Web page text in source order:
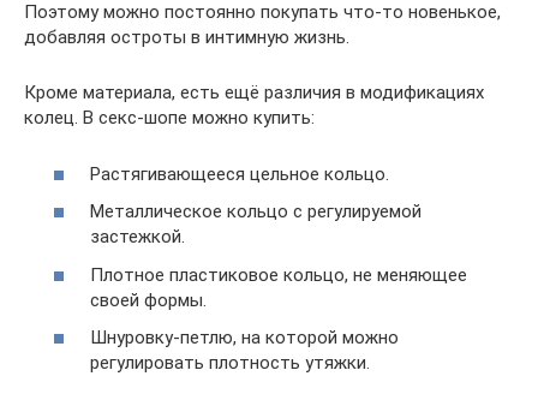
Поэтому можно постоянно покупать что-то новенькое,
добавляя остроты в интимную жизнь.
Кроме материала, есть ещё различия в модификациях
колец. В секс-шопе можно купить:
Растягивающееся цельное кольцо.
Металлическое кольцо с регулируемой
застежкой.
Плотное пластиковое кольцо, не меняющее
своей формы.
Шнуровку-петлю, на которой можно
регулировать плотность утяжки.